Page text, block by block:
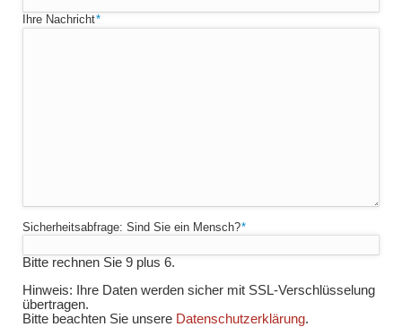
Pflichtfeld
Ihre Nachricht*
Pflichtfeld
Sicherheitsabfrage: Sind Sie ein Mensch?*Bitte
addieren
Sie
und
4.
Bitte rechnen Sie 9 plus 6.
Hinweis: Ihre Daten werden sicher mit SSL-Verschlüsselung
übertragen.
Bitte beachten Sie unsere Datenschutzerklärung.